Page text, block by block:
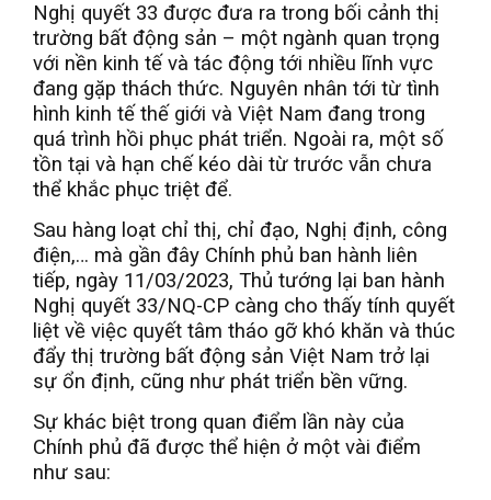
Nghị quyết 33 được đưa ra trong bối cảnh thị
trường bất động sản – một ngành quan trọng
với nền kinh tế và tác động tới nhiều lĩnh vực
đang gặp thách thức. Nguyên nhân tới từ tình
hình kinh tế thế giới và Việt Nam đang trong
quá trình hồi phục phát triển. Ngoài ra, một số
tồn tại và hạn chế kéo dài từ trước vẫn chưa
thể khắc phục triệt để.
Sau hàng loạt chỉ thị, chỉ đạo, Nghị định, công
điện,… mà gần đây Chính phủ ban hành liên
tiếp, ngày 11/03/2023, Thủ tướng lại ban hành
Nghị quyết 33/NQ-CP càng cho thấy tính quyết
liệt về việc quyết tâm tháo gỡ khó khăn và thúc
đẩy thị trường bất động sản Việt Nam trở lại
sự ổn định, cũng như phát triển bền vững.
Sự khác biệt trong quan điểm lần này của
Chính phủ đã được thể hiện ở một vài điểm
như sau: